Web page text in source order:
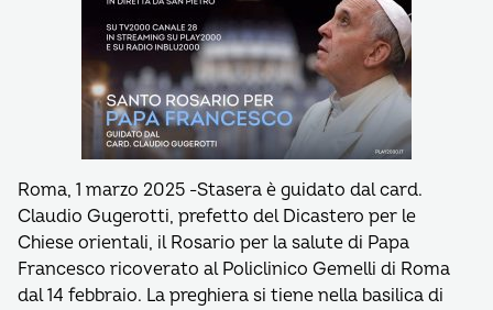
Roma, 1 marzo 2025 -Stasera è guidato dal card.
Claudio Gugerotti, prefetto del Dicastero per le
Chiese orientali, il Rosario per la salute di Papa
Francesco ricoverato al Policlinico Gemelli di Roma
dal 14 febbraio. La preghiera si tiene nella basilica di